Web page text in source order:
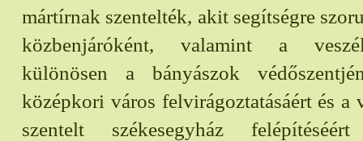
mártírnak szentelték, akit segítségre
közbenjáróként, valamint a
különösen a bányászok
középkori város felvirágoztatásáért és a
szentelt székesegyház